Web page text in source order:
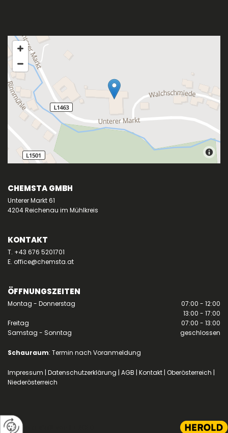
CHEMSTA GMBH
Unterer Markt 61
4204 Reichenau im Mühlkreis
KONTAKT
T. +43 676 5201701
E. office@chemsta.at
ÖFFNUNGSZEITEN
Montag - Donnerstag
07:00 - 12:00
13:00 - 17:00
Freitag
07:00 - 13:00
Samstag - Sonntag
geschlossen
Schauraum: Termin nach Voranmeldung
Impressum | Datenschutzerklärung | AGB | Kontakt | Oberösterreich |
Niederösterreich
Website erstellt von HEROLD